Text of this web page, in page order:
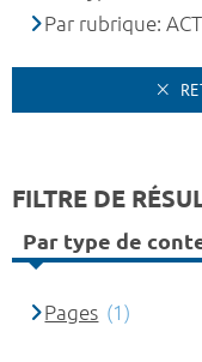
Par rubrique:
FILTRE DE
Par type de
Pages (1)